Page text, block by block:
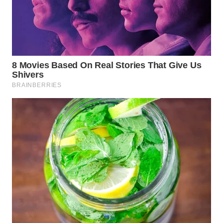
MAWAKA
ID
MARTABAT
NET
PLN
LPKKI
LKKI
KOPEKLIN